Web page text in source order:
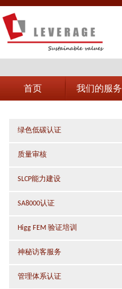
首页 我们的服务
绿色低碳认证
质量审核
SLCP能力建设
SA8000认证
Higg FEM 验证培训
神秘访客服务
管理体系认证